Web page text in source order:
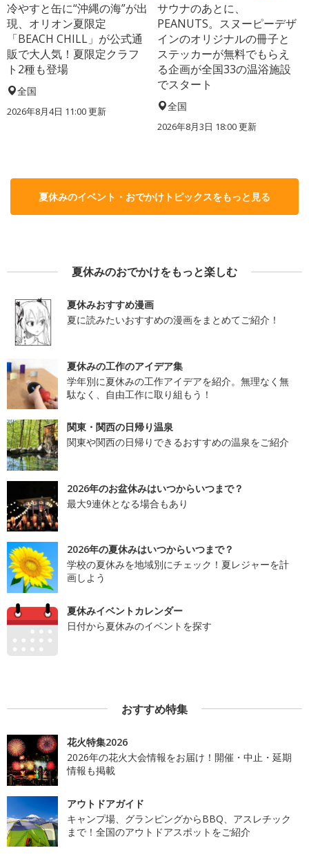
冷やすと缶に“沖縄の海”が出
現、オリオン夏限定
「BEACH CHILL」が公式通
販で大人気！夏限定クラフ
ト2種も登場
全国
2026年8月4日 11:00更新
サウナのあとに、
PEANUTS。スヌーピーデザ
インのオリジナルの冊子と
ステッカーが無料でもらえ
る企画が全国33の温浴施設
でスタート
全国
2026年8月3日 18:00更新
夏休みのイベント・おでかけトピックスをもっと見る
夏休みのおでかけをもっと楽しむ
夏休みおすすめ漫画
夏に読みたいおすすめの漫画をまとめてご紹介！
夏休みの工作のアイデア集
学年別に夏休みの工作アイデアを紹介。無理なく無
駄なく、自由工作に取り組もう！
関東・関西の日帰り温泉
関東や関西の日帰りできるおすすめの温泉をご紹介
2026年のお盆休みはいつからいつまで？
最大9連休となる場合もあり
2026年の夏休みはいつからいつまで？
学校の夏休みを地域別にチェック！夏レジャーを計
画しよう
夏休みイベントカレンダー
日付から夏休みのイベントを探す
おすすめ特集
花火特集2026
2026年の花火大会情報をお届け！開催・中止・延期
情報も掲載
アウトドアガイド
キャンプ場、グランピングからBBQ、アスレチック
まで！全国のアウトドアスポットをご紹介